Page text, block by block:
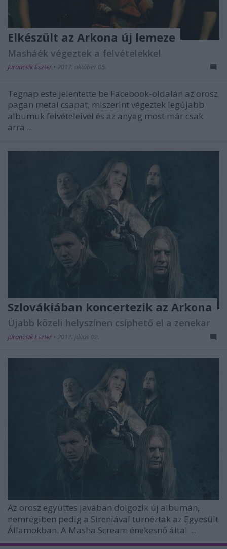
Elkészült az Arkona új lemeze
Masháék végeztek a felvételekkel
Jurancsik Eszter • 2017. október 05.
Tegnap este jelentette be Facebook-oldalán az orosz
pagan metal csapat, miszerint végeztek legújabb
albumuk felvételeivel és az anyag most már csak
arra ...
Szlovákiában koncertezik az Arkona
Újabb közeli helyszínen csíphető el a zenekar
Jurancsik Eszter • 2017. július 02.
Az orosz együttes javában dolgozik új albumán,
nemrégiben pedig a Sireniával turnéztak az Egyesült
Államokban. A Masha Scream énekesnő által ...